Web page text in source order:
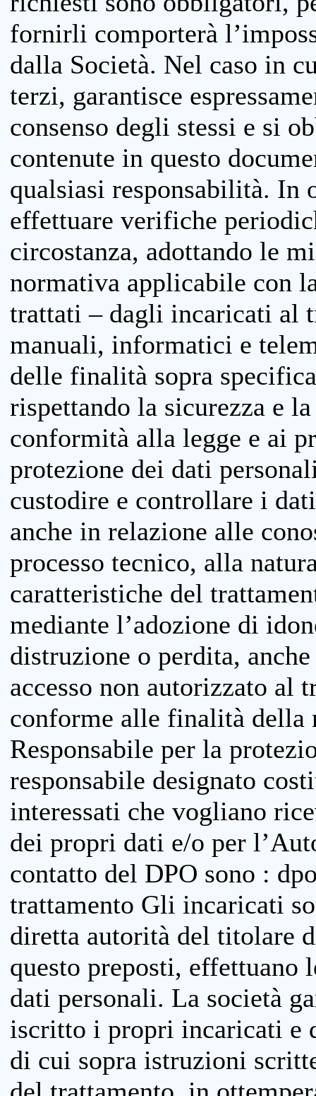
fornirli comporterà
dalla Società. Nel caso in
terzi, garantisce
consenso degli stessi e si
contenute in questo
qualsiasi responsabilità. In
effettuare verifiche
circostanza, adottando le
normativa applicabile con
trattati – dagli incaricati al
manuali, informatici e
delle finalità sopra
rispettando la sicurezza e
conformità alla legge e ai
protezione dei dati
custodire e controllare i
anche in relazione alle
processo tecnico, alla
caratteristiche del
mediante l’adozione di
distruzione o perdita,
accesso non autorizzato al
conforme alle finalità della
Responsabile per la
responsabile designato
interessati che vogliano
dei propri dati e/o per
contatto del DPO sono :
trattamento Gli incaricati
diretta autorità del titolare
questo preposti, effettuano
dati personali. La società
iscritto i propri incaricati e
di cui sopra istruzioni